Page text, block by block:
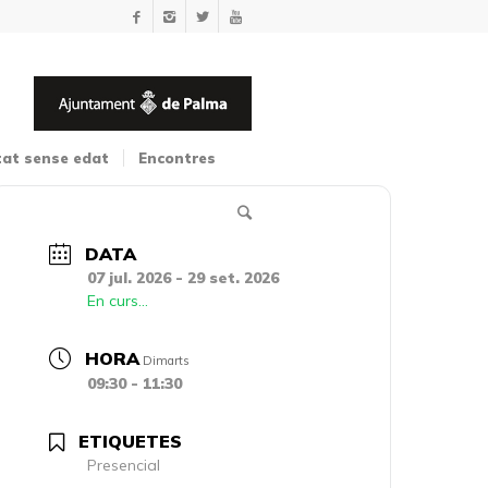
sense edat Encontres
DATA
07 jul. 2026- 29 set. 2026
En curs...
HORA Dimarts
09:30 - 11:30
ETIQUETES
Presencial